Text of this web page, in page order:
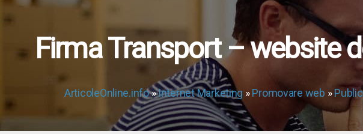
Firma Transport – website
ArticoleOnline.info»Internet Marketing »Promovare web »